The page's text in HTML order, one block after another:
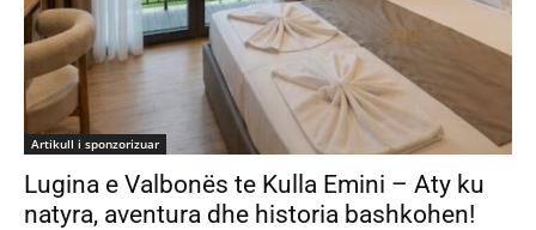
Artikull i sponzorizuar
Lugina e Valbonës te Kulla Emini – Aty ku
natyra, aventura dhe historia bashkohen!